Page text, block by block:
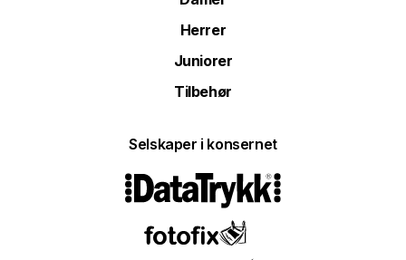
Herrer
Juniorer
Tilbehør
Selskaper i konsernet